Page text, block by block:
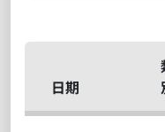
日期